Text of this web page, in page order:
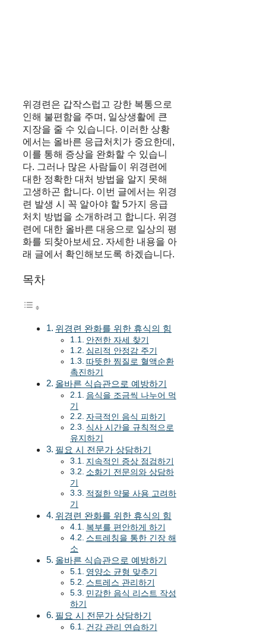
위경련은 갑작스럽고 강한 복통으로
인해 불편함을 주며, 일상생활에 큰
지장을 줄 수 있습니다. 이러한 상황
에서는 올바른 응급처치가 중요한데,
이를 통해 증상을 완화할 수 있습니
다. 그러나 많은 사람들이 위경련에
대한 정확한 대처 방법을 알지 못해
고생하곤 합니다. 이번 글에서는 위경
련 발생 시 꼭 알아야 할 5가지 응급
처치 방법을 소개하려고 합니다. 위경
련에 대한 올바른 대응으로 일상의 평
화를 되찾아보세요. 자세한 내용을 아
래 글에서 확인해보도록 하겠습니다.
목차
위경련 완화를 위한 휴식의 힘
안전한 자세 찾기
심리적 안정감 주기
따뜻한 찜질로 혈액순환
촉진하기
올바른 식습관으로 예방하기
음식을 조금씩 나누어 먹
기
자극적인 음식 피하기
식사 시간을 규칙적으로
유지하기
필요 시 전문가 상담하기
지속적인 증상 점검하기
소화기 전문의와 상담하
기
적절한 약물 사용 고려하
기
위경련 완화를 위한 휴식의 힘
복부를 편안하게 하기
스트레칭을 통한 긴장 해
소
올바른 식습관으로 예방하기
영양소 균형 맞추기
스트레스 관리하기
민감한 음식 리스트 작성
하기
필요 시 전문가 상담하기
건강 관리 연습하기